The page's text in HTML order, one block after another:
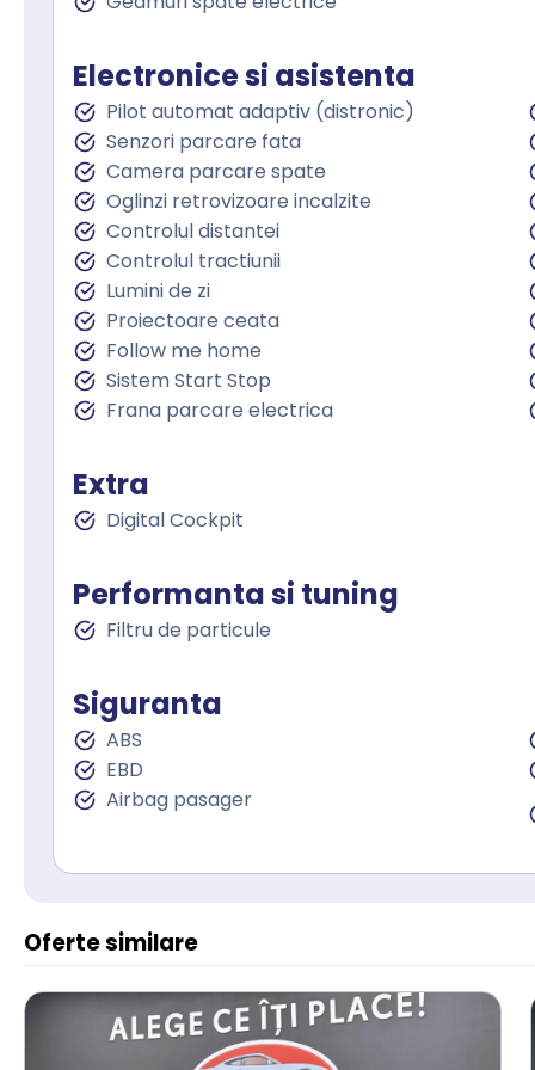
Electronice si asistenta
Pilot automat adaptiv (distronic)
Senzori parcare fata
Camera parcare spate
Oglinzi retrovizoare incalzite
Controlul distantei
Controlul tractiunii
Lumini de zi
Proiectoare ceata
Follow me home
Sistem Start Stop
Frana parcare electrica
Extra
Digital Cockpit
Performanta si tuning
Filtru de particule
Siguranta
ABS
EBD
Airbag pasager
Oferte similare